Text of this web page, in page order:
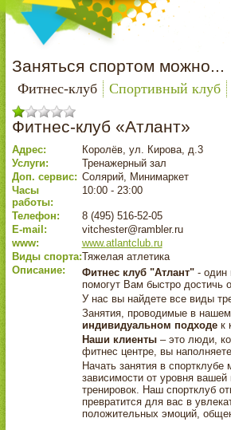
Заняться спортом можно...
Фитнес-клуб Спортивный клуб
Фитнес-клуб «Атлант»
Адрес:
Королёв, ул. Кирова, д.3
Услуги:
Тренажерный зал
Доп. сервис: Солярий, Минимаркет
Часы
работы:
10:00 - 23:00
Телефон:
8 (495) 516-52-05
E-mail:
vitchester@rambler.ru
www:
www.atlantclub.ru
Виды спорта:Тяжелая атлетика
Описание:
Фитнес клуб "Атлант"- один
помогут Вам быстро достичь
У нас вы найдете все виды
Занятия, проводимые в
индивидуальном подходек
Наши клиенты– это люди,
фитнес центре, вы
Начать занятия в
зависимости от уровня
тренировок. Наш спортклуб
превратится для вас в
положительных эмоций,